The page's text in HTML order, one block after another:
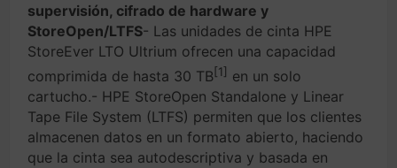
supervisión, cifrado de hardware y
StoreOpen/LTFS- Las unidades de cinta HPE
StoreEver LTO Ultrium ofrecen una capacidad
comprimida de hasta 30 TB [1] en un solo
cartucho.- HPE StoreOpen Standalone y Linear
Tape File System (LTFS) permiten que los clientes
almacenen datos en un formato abierto, haciendo
que la cinta sea autodescriptiva y basada en